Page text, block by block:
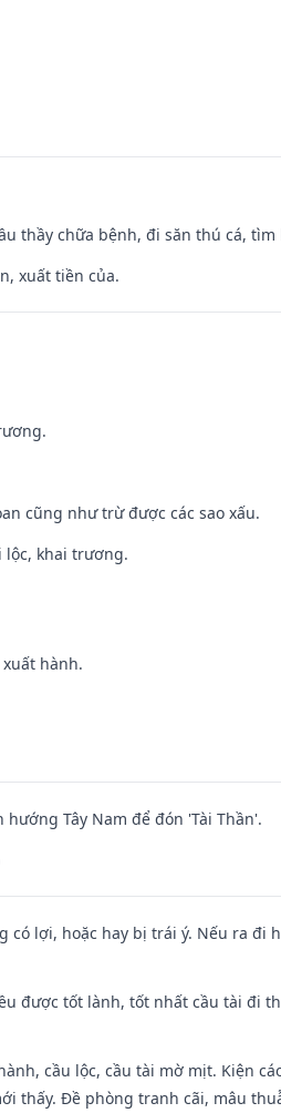
thầy chữa bệnh, đi săn thú cá,
xuất tiền của.
cũng như trừ được các sao xấu.
lộc, khai trương.
hành.
Tây Nam để đón 'Tài Thần'.
có lợi, hoặc hay bị trái ý. Nếu ra
được tốt lành, tốt nhất cầu tài đi
cầu lộc, cầu tài mờ mịt. Kiện
thấy. Đề phòng tranh cãi, mâu